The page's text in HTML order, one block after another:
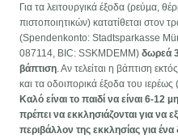
Για τα λειτουργικά έξοδα (ρεύµα,
πιστοποιητικών) κατατίθεται στον
(Spendenkonto: Stadtsparkasse
087114, BIC: SSKMDEMM)δωρεά
βάπτιση . Αν τελείται η βάπτιση
και τα οδοιπορικά έξοδα του
Καλό είναι το παιδί να είναι 6-
πρέπει να εκκλησιάζονται για να
περιβάλλον της εκκλησίας για